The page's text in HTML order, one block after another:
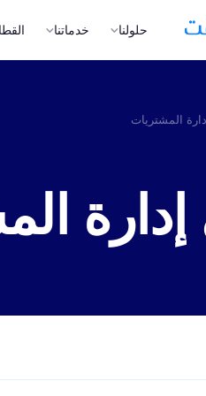
حلولنا خدماتنا
إدارة المشتريات